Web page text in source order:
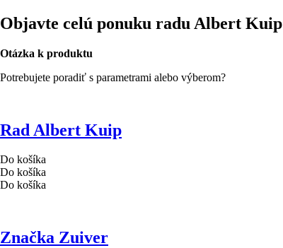
Objavte celú ponuku radu Albert Kuip
Otázka k produktu
Potrebujete poradiť s parametrami alebo výberom?
Rad Albert Kuip
Do košíka
Do košíka
Do košíka
Značka Zuiver